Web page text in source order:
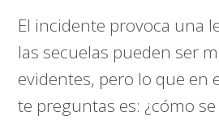
El incidente provoca una
las secuelas pueden ser
evidentes, pero lo que en
te preguntas es: ¿cómo